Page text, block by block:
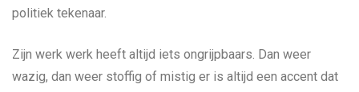
politiek tekenaar.
Zijn werk werk heeft altijd iets ongrijpbaars. Dan weer
wazig, dan weer stoffig of mistig er is altijd een accent dat